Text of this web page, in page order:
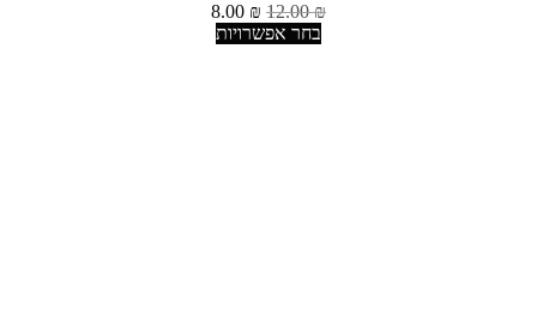
12.00₪
8.00 ₪
בחר אפשרויות